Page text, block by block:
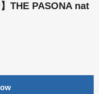
THE PASONA nat